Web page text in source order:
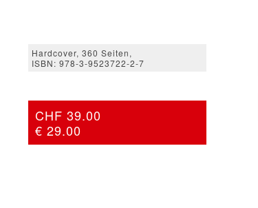
Menü Menü
Hardcover, 360 Seiten,
ISBN: 978-3-9523722-2-7
CHF 39.00
€ 29.00